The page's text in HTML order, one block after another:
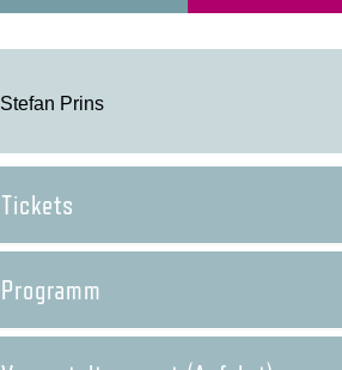
Stefan Prins
Tickets
Programm